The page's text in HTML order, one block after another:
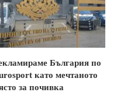
България по
като мечтаното
за почивка